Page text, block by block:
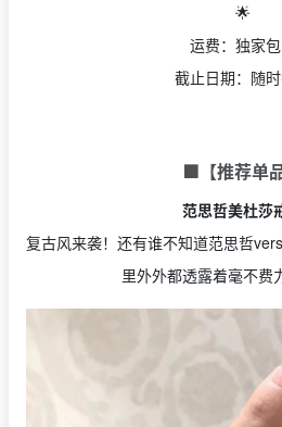
🌟
运费：独家
截止日期：随
🟩【推荐单品
范思哲美杜莎
复古风来袭！还有谁不知道范思哲
里外外都透露着毫不费